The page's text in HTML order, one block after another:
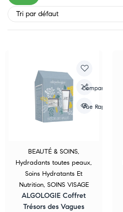
Tri par défaut
Compare
Vue Rapide
BEAUTÉ & SOINS,
Hydradants toutes peaux,
Soins Hydratants Et
Nutrition, SOINS VISAGE
ALGOLOGIE Coffret
Trésors des Vagues